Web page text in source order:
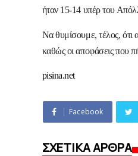
ήταν 15-14 υπέρ του
Να θυμίσουμε, τέλος, ότι
καθώς οι αποφάσεις που
pisina.net
Facebook
ΣΧΕΤΙΚΑ ΑΡΘΡΑ